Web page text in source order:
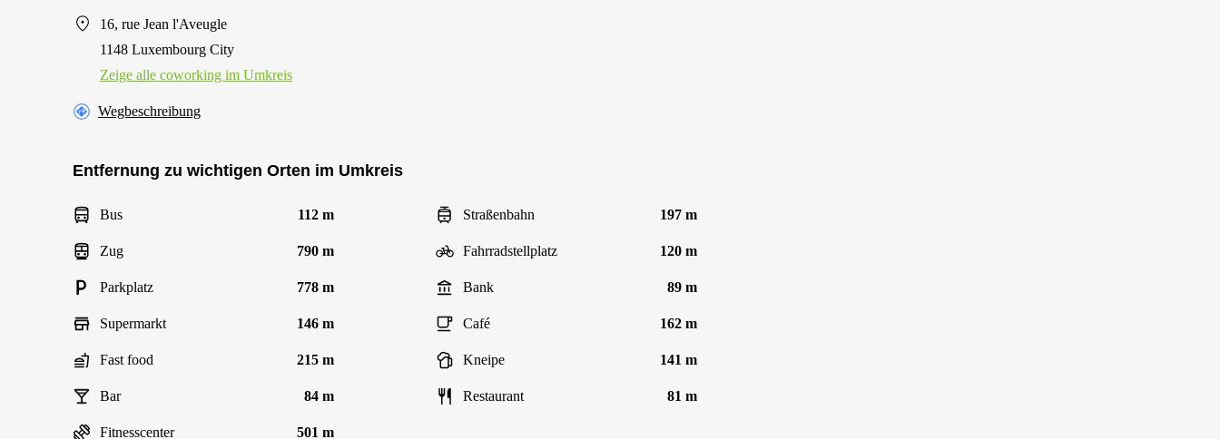
16, rue Jean l'Aveugle
1148 Luxembourg City
Zeige alle сoworking im Umkreis
Wegbeschreibung
Entfernung zu wichtigen Orten im Umkreis
Bus 112 m Straßenbahn 197 m
Zug 790 m Fahrradstellplatz 120 m
Parkplatz 778 m Bank 89 m
Supermarkt 146 m Café 162 m
Fast food 215 m Kneipe 141 m
Bar 84 m Restaurant 81 m
Fitnesscenter 501 m